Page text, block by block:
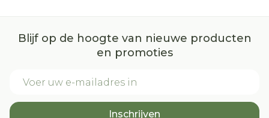
Blijf op de hoogte van nieuwe producten
en promoties
Inschrijven